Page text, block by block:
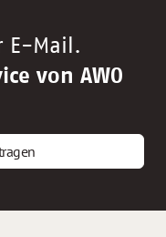
E-Mail.
von AWO